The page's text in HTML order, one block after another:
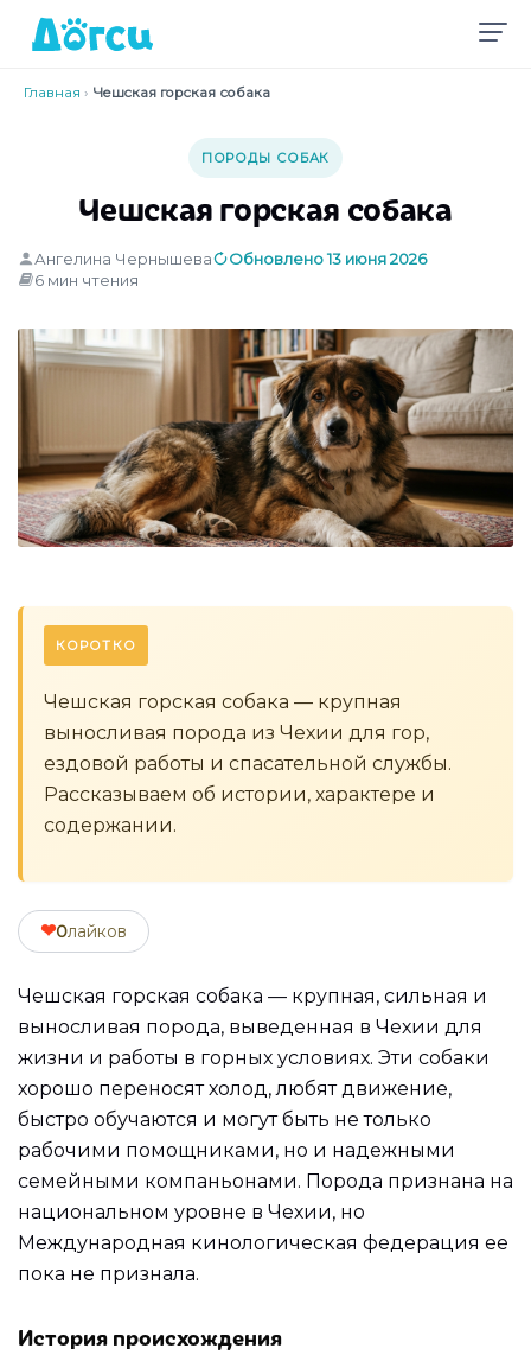
Главная › Чешская горская собака
ПОРОДЫ СОБАК
Чешская горская собака
Ангелина Чернышева
Обновлено 13 июня 2026
6 мин чтения
КОРОТКО
Чешская горская собака — крупная
выносливая порода из Чехии для гор,
ездовой работы и спасательной службы.
Рассказываем об истории, характере и
содержании.
❤0лайков
Чешская горская собака — крупная, сильная и
выносливая порода, выведенная в Чехии для
жизни и работы в горных условиях. Эти собаки
хорошо переносят холод, любят движение,
быстро обучаются и могут быть не только
рабочими помощниками, но и надежными
семейными компаньонами. Порода признана на
национальном уровне в Чехии, но
Международная кинологическая федерация ее
пока не признала.
История происхождения